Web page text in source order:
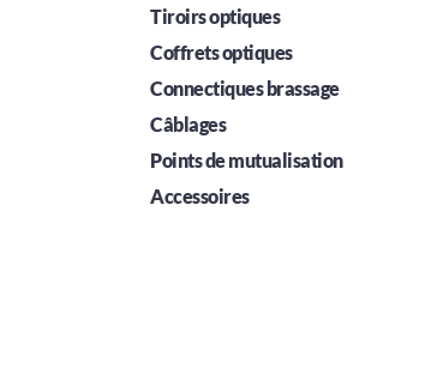
Tiroirs optiques
Coffrets optiques
Connectiques brassage
Câblages
Points de mutualisation
Accessoires